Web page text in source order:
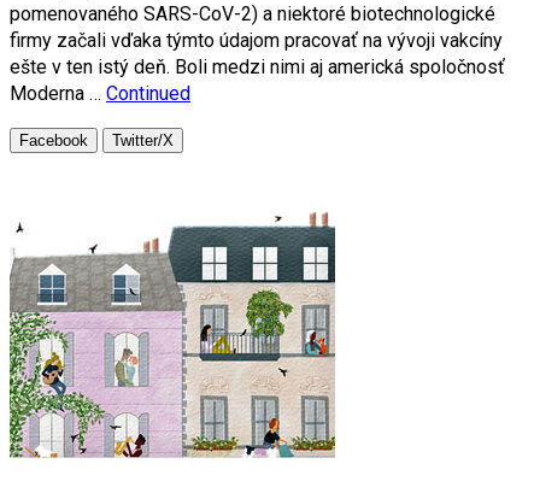
pomenovaného SARS-CoV-2) a niektoré biotechnologické
firmy začali vďaka týmto údajom pracovať na vývoji vakcíny
ešte v ten istý deň. Boli medzi nimi aj americká spoločnosť
Moderna … Continued
Facebook Twitter/X